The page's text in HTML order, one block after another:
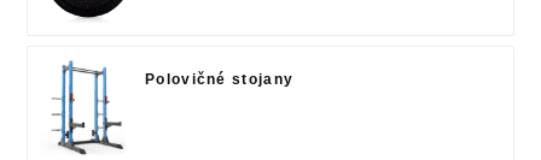
Polovičné stojany